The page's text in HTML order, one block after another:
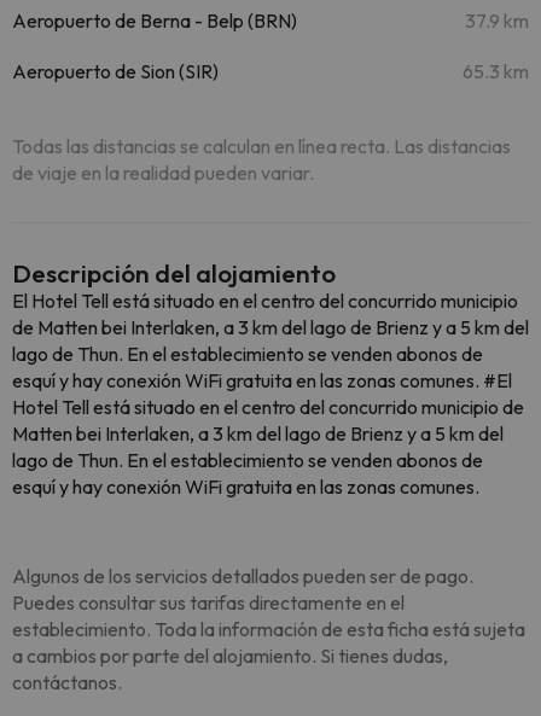
Aeropuerto de Berna - Belp (BRN) 37.9 km
Aeropuerto de Sion (SIR) 65.3 km
Todas las distancias se calculan en línea recta. Las distancias
de viaje en la realidad pueden variar.
Descripción del alojamiento
El Hotel Tell está situado en el centro del concurrido municipio
de Matten bei Interlaken, a 3 km del lago de Brienz y a 5 km del
lago de Thun. En el establecimiento se venden abonos de
esquí y hay conexión WiFi gratuita en las zonas comunes. #El
Hotel Tell está situado en el centro del concurrido municipio de
Matten bei Interlaken, a 3 km del lago de Brienz y a 5 km del
lago de Thun. En el establecimiento se venden abonos de
esquí y hay conexión WiFi gratuita en las zonas comunes.
Algunos de los servicios detallados pueden ser de pago.
Puedes consultar sus tarifas directamente en el
establecimiento. Toda la información de esta ficha está sujeta
a cambios por parte del alojamiento. Si tienes dudas,
contáctanos.